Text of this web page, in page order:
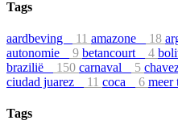
Tags
aardbeving 11 amazone 18
autonomie
9 betancourt 4
brazilië
150 carnaval 5
ciudad juarez
11 coca 6 meer
Tags